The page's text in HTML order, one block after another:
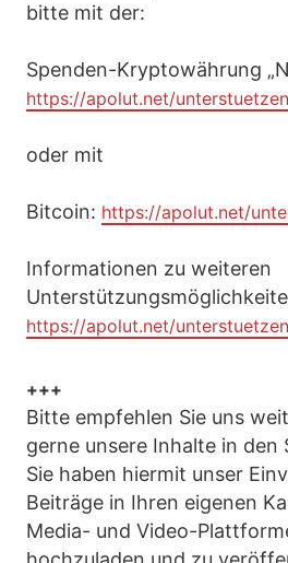
bitte mit der:
Spenden-Kryptowährung
https://apolut.net/
oder mit
Bitcoin: https://apolut.net/
Informationen zu weiteren
https://apolut.net/
+++
Bitte empfehlen Sie uns
gerne unsere Inhalte in den
Sie haben hiermit unser
Beiträge in Ihren eigenen
Media- und Video-